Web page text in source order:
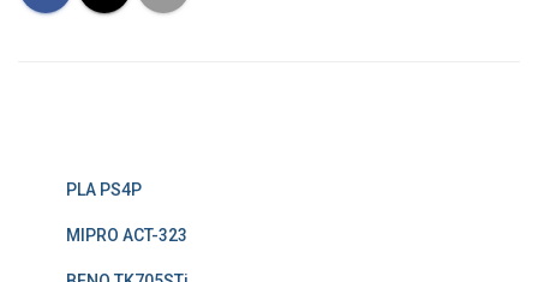
PLA PS4P
MIPRO ACT-323